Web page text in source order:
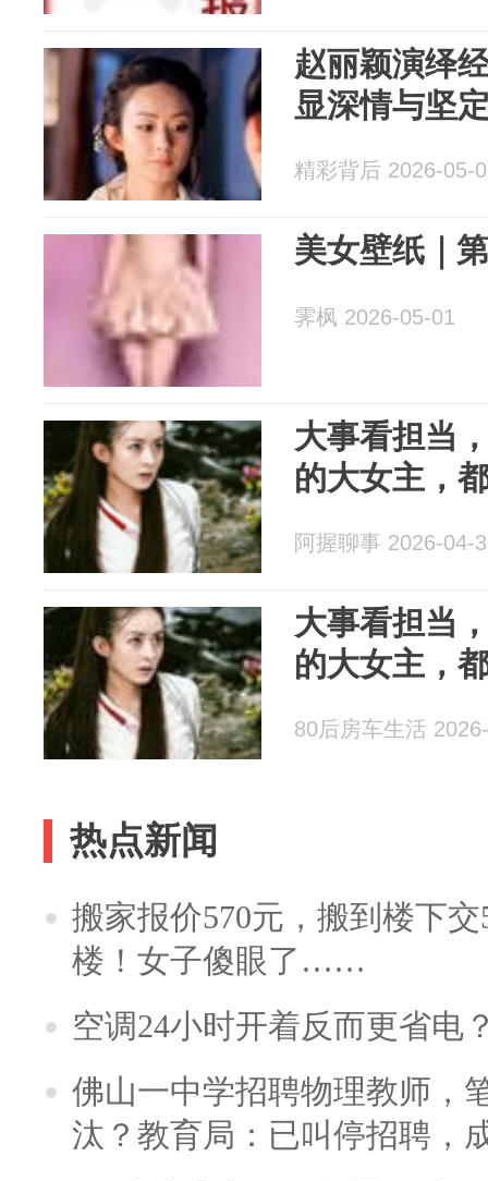
赵丽颖演绎
显深情与坚
精彩背后 2026-05-
美女壁纸｜
霁枫 2026-05-01
大事看担当
的大女主，
阿握聊事 2026-04-
大事看担当
的大女主，
80后房车生活
热点新闻
搬家报价570元，搬到楼下
楼！女子傻眼了……
空调24小时开着反而更省电
佛山一中学招聘物理教师，
汰？教育局：已叫停招聘，